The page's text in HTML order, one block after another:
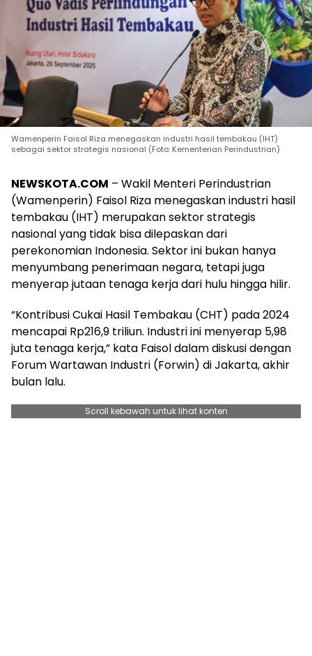
Wamenperin Faisol Riza menegaskan industri hasil tembakau (IHT)
sebagai sektor strategis nasional (Foto: Kementerian Perindustrian)
NEWSKOTA.COM – Wakil Menteri Perindustrian
(Wamenperin) Faisol Riza menegaskan industri hasil
tembakau (IHT) merupakan sektor strategis
nasional yang tidak bisa dilepaskan dari
perekonomian Indonesia. Sektor ini bukan hanya
menyumbang penerimaan negara, tetapi juga
menyerap jutaan tenaga kerja dari hulu hingga hilir.
“Kontribusi Cukai Hasil Tembakau (CHT) pada 2024
mencapai Rp216,9 triliun. Industri ini menyerap 5,98
juta tenaga kerja,” kata Faisol dalam diskusi dengan
Forum Wartawan Industri (Forwin) di Jakarta, akhir
bulan lalu.
Scroll kebawah untuk lihat konten